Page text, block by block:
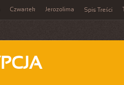
Czwartek Jerozolima Spis Treści